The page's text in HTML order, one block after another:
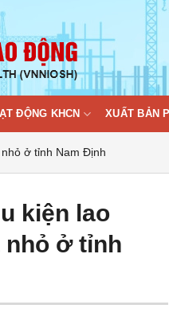
ĐỘNG KHCN XUẤT BẢN
ở tỉnh Nam Định
kiện lao
ở tỉnh